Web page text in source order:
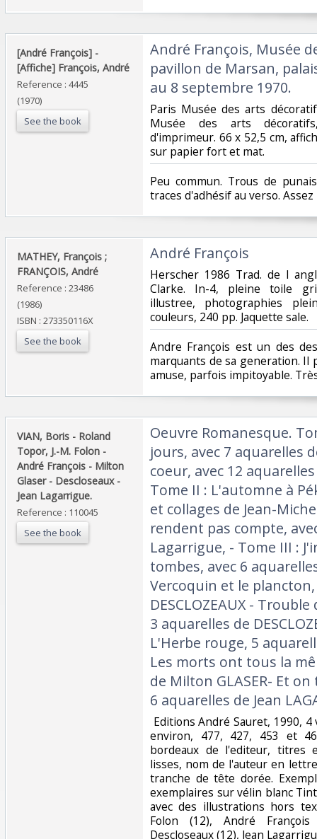
‎[André François] - ‎
‎[Affiche] François, André‎
Reference : 4445
(1970)
See the book
‎André François, Musée
pavillon de Marsan,
au 8 septembre 1970.‎
‎Paris Musée des arts
Musée des arts
d'imprimeur. 66 x 52,5 cm,
sur papier fort et mat.‎
‎Peu commun. Trous de
traces d'adhésif au verso.
‎MATHEY, François ;
FRANÇOIS, André ‎
Reference : 23486
(1986)
ISBN : 273350116X
See the book
‎André François ‎
‎Herscher 1986 Trad. de l
Clarke. In-4, pleine toile
illustree, photographies
couleurs, 240 pp. Jaquette sale. ‎
‎Andre François est un des
marquants de sa generation.
amuse, parfois impitoyable.
‎VIAN, Boris - Roland
Topor, J.-M. Folon -
André François - Milton
Glaser - Descloseaux -
Jean Lagarrigue.‎
Reference : 110045
See the book
‎Oeuvre Romanesque.
jours, avec 7 aquarelles
coeur, avec 12
Tome II : L'automne à
et collages de Jean-
rendent pas compte,
Lagarrigue, - Tome III :
tombes, avec 6
Vercoquin et le
DESCLOZEAUX -
3 aquarelles de
L'Herbe rouge, 5
Les morts ont tous la
de Milton GLASER- Et
6 aquarelles de Jean
Editions André Sauret, 1990,
environ, 477, 427, 453 et
bordeaux de l'editeur, titres
lisses, nom de l'auteur en
tranche de tête dorée.
exemplaires sur vélin blanc
avec des illustrations hors
Folon (12), André
Descloseaux (12), Jean